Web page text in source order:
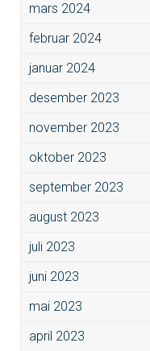
mars 2024
februar 2024
januar 2024
desember 2023
november 2023
oktober 2023
september 2023
august 2023
juli 2023
juni 2023
mai 2023
april 2023